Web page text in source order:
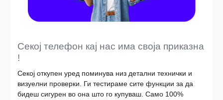
Секој телефон кај нас има своја приказна
!
Секој откупен уред поминува низ детални технички и
визуелни проверки. Ги тестираме сите функции за да
бидеш сигурен во она што го купуваш. Само 100%